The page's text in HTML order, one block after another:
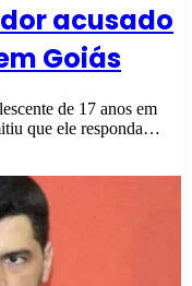
acusado
Goiás
de 17 anos em
que ele responda…